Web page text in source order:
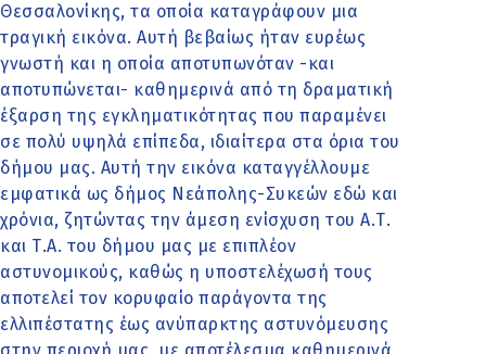
Θεσσαλονίκης, τα οποία καταγράφουν μια
τραγική εικόνα. Αυτή βεβαίως ήταν ευρέως
γνωστή και η οποία αποτυπωνόταν -και
αποτυπώνεται- καθημερινά από τη δραματική
έξαρση της εγκληματικότητας που παραμένει
σε πολύ υψηλά επίπεδα, ιδιαίτερα στα όρια του
δήμου μας. Αυτή την εικόνα καταγγέλλουμε
εμφατικά ως δήμος Νεάπολης-Συκεών εδώ και
χρόνια, ζητώντας την άμεση ενίσχυση του Α.Τ.
και Τ.Α. του δήμου μας με επιπλέον
αστυνομικούς, καθώς η υποστελέχωσή τους
αποτελεί τον κορυφαίο παράγοντα της
ελλιπέστατης έως ανύπαρκτης αστυνόμευσης